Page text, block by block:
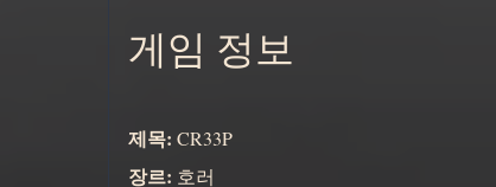
게임 정보
제목: CR33P
장르: 호러